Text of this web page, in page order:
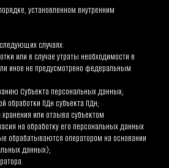
установленном внутренним
случаях:
или в случае утраты необходимости в
иное не предусмотрено федеральным
Субъекта персональных данных;
обработки ПДн субъекта ПДн;
или отзыва субъектом
на обработку его персональных данных
обрабатываются оператором на основании
данных);